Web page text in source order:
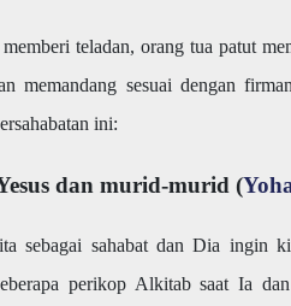
teladan, orang tua patut
memandang sesuai dengan
ini:
dan murid-murid (
sebagai sahabat dan Dia ingin
perikop Alkitab saat Ia